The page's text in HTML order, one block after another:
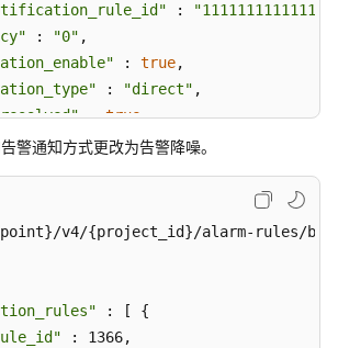
:
: "0" ,
: true,
: "direct" ,
: true,
: true
"BATCH_UPDATE_ACTION_RULE"
警通知方式更改为告警降噪。
v4/{project_id}/alarm-rules/batch-
: [ {
: 1366,